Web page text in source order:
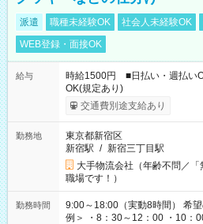
派遣 職種未経験OK 社会人未経験OK
WEB登録・面接OK
給与
時給1500円 ■日払い・週払い
OK(規定あり)
交通費別途支給あり
勤務地
東京都新宿区
新宿駅 / 新宿三丁目駅
大手物流会社（年齢不問／
職場です！）
勤務時間
9:00～18:00（実動8時間） 希望の時間帯を選べます！ ＜シフト
例＞ ・8：30～12：00 ・10：